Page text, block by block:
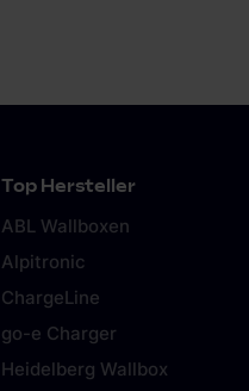
Top Hersteller
ABL Wallboxen
Alpitronic
ChargeLine
go-e Charger
Heidelberg Wallbox